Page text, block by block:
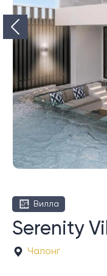
Вилла
Serenity
Чалонг